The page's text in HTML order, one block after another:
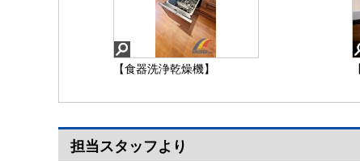
【食器洗浄乾燥機】
担当スタッフより